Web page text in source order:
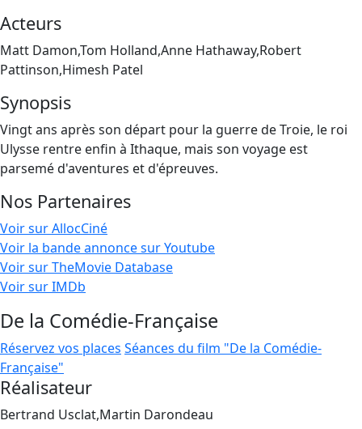
Acteurs
Matt Damon,Tom Holland,Anne Hathaway,Robert
Pattinson,Himesh Patel
Synopsis
Vingt ans après son départ pour la guerre de Troie, le roi
Ulysse rentre enfin à Ithaque, mais son voyage est
parsemé d'aventures et d'épreuves.
Nos Partenaires
Voir sur AllocCiné
Voir la bande annonce sur Youtube
Voir sur TheMovie Database
Voir sur IMDb
De la Comédie-Française
Réservez vos places Séances du film "De la Comédie-
Française"
Réalisateur
Bertrand Usclat,Martin Darondeau